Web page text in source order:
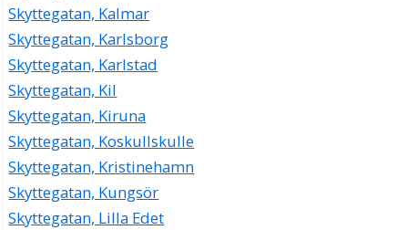
Skyttegatan, Kalmar
Skyttegatan, Karlsborg
Skyttegatan, Karlstad
Skyttegatan, Kil
Skyttegatan, Kiruna
Skyttegatan, Koskullskulle
Skyttegatan, Kristinehamn
Skyttegatan, Kungsör
Skyttegatan, Lilla Edet